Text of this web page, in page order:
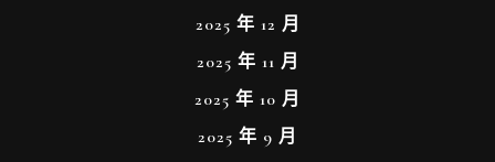
2025 年 12 月
2025 年 11 月
2025 年 10 月
2025 年 9 月